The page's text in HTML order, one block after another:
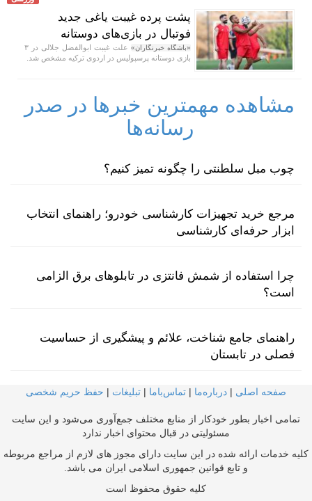
پشت پرده غیبت یاغی جدید
فوتبال در بازی‌های دوستانه
«باشگاه خبرنگاران»
علت غیبت ابوالفضل جلالی در ۳
بازی دوستانه پرسپولیس در اردوی ترکیه مشخص شد.
مشاهده مهمترین خبرها در صدر
رسانه‌ها
چوب مبل سلطنتی را چگونه تمیز کنیم؟
مرجع خرید تجهیزات کارشناسی خودرو؛ راهنمای انتخاب
ابزار حرفه‌ای کارشناسی
چرا استفاده از شمش فانتزی در تابلوهای برق الزامی
است؟
راهنمای جامع شناخت، علائم و پیشگیری از حساسیت
فصلی در تابستان
صفحه اصلی | درباره‌ما | تماس‌با‌ما | تبلیغات | حفظ حریم شخصی
تمامی اخبار بطور خودکار از منابع مختلف جمع‌آوری می‌شود و این سایت
مسئولیتی در قبال محتوای اخبار ندارد
کلیه خدمات ارائه شده در این سایت دارای مجوز های لازم از مراجع مربوطه
و تابع قوانین جمهوری اسلامی ایران می باشد.
کلیه حقوق محفوظ است